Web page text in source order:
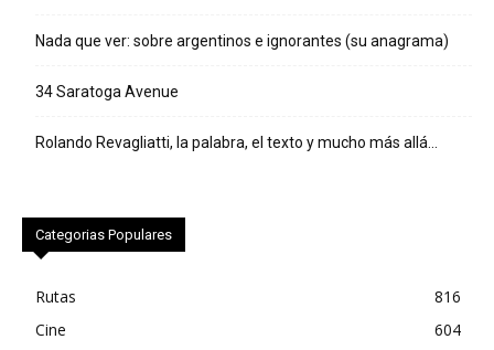
Nada que ver: sobre argentinos e ignorantes (su anagrama)
34 Saratoga Avenue
Rolando Revagliatti, la palabra, el texto y mucho más allá…
Categorias Populares
Rutas
816
Cine
604